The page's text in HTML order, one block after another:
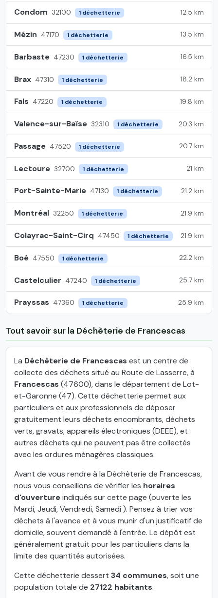
Condom 32100 1 déchetterie 12.5 km
Mézin 47170 1 déchetterie 13.5 km
Barbaste 47230 1 déchetterie 16.5 km
Brax 47310 1 déchetterie 18.2 km
Fals 47220 1 déchetterie 19.8 km
Valence-sur-Baïse 32310 1 déchetterie 20.3 km
Passage 47520 1 déchetterie 20.7 km
Lectoure 32700 1 déchetterie 21 km
Port-Sainte-Marie 47130 1 déchetterie 21.2 km
Montréal 32250 1 déchetterie 21.9 km
Colayrac-Saint-Cirq 47450 1 déchetterie 21.9 km
Boé 47550 1 déchetterie 22.2 km
Castelculier 47240 1 déchetterie 25.7 km
Prayssas 47360 1 déchetterie 25.9 km
Tout savoir sur la Déchèterie de Francescas
La Déchèterie de Francescas est un centre de
collecte des déchets situé au Route de Lasserre, à
Francescas (47600), dans le département de Lot-
et-Garonne (47). Cette déchetterie permet aux
particuliers et aux professionnels de déposer
gratuitement leurs déchets encombrants, déchets
verts, gravats, appareils électroniques (DEEE), et
autres déchets qui ne peuvent pas être collectés
avec les ordures ménagères classiques.
Avant de vous rendre à la Déchèterie de Francescas,
nous vous conseillons de vérifier les horaires
d'ouvertureindiqués sur cette page (ouverte les
Mardi, Jeudi, Vendredi, Samedi ). Pensez à trier vos
déchets à l'avance et à vous munir d'un justificatif de
domicile, souvent demandé à l'entrée. Le dépôt est
généralement gratuit pour les particuliers dans la
limite des quantités autorisées.
Cette déchetterie dessert 34 communes, soit une
population totale de 27122 habitants.